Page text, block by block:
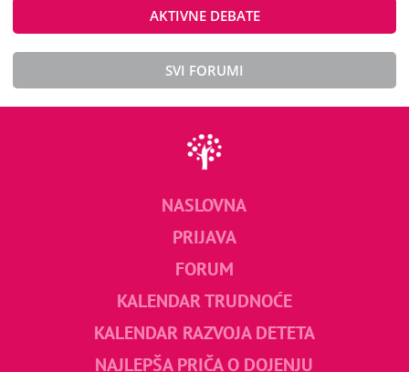
AKTIVNE DEBATE
SVI FORUMI
NASLOVNA
PRIJAVA
FORUM
KALENDAR TRUDNOĆE
KALENDAR RAZVOJA DETETA
NAJLEPŠA PRIČA O DOJENJU